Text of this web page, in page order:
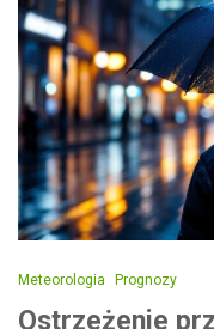
Meteorologia Prognozy
Ostrzeżenie